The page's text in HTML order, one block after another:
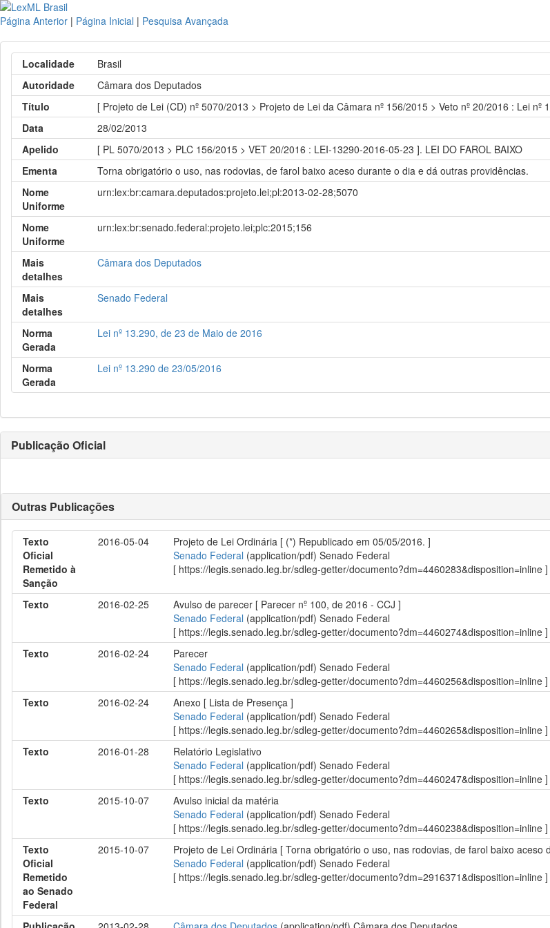
Página Anterior | Página Inicial | Pesquisa Avançada
Localidade
Brasil
Autoridade
Câmara dos Deputados
Título
[ Projeto de Lei (CD) nº 5070/2013 > Projeto de Lei da Câmara nº 156/2015 > Veto nº 20/2016 : Lei nº
Data
28/02/2013
Apelido
[ PL 5070/2013 > PLC 156/2015 > VET 20/2016 : LEI-13290-2016-05-23 ]. LEI DO FAROL BAIXO
Ementa
Torna obrigatório o uso, nas rodovias, de farol baixo aceso durante o dia e dá outras providências.
Nome
Uniforme
urn:lex:br:camara.deputados:projeto.lei;pl:2013-02-28;5070
Nome
Uniforme
urn:lex:br:senado.federal:projeto.lei;plc:2015;156
Mais
detalhes
Câmara dos Deputados
Mais
detalhes
Senado Federal
Norma
Gerada
Lei nº 13.290, de 23 de Maio de 2016
Norma
Gerada
Lei nº 13.290 de 23/05/2016
Publicação Oficial
Outras Publicações
Texto
Oficial
Remetido à
Sanção
2016-05-04
Projeto de Lei Ordinária [ (*) Republicado em 05/05/2016. ]
Senado Federal (application/pdf) Senado Federal
[ https://legis.senado.leg.br/sdleg-getter/documento?dm=4460283&disposition=inline ]
Texto 2016-02-25
Avulso de parecer [ Parecer nº 100, de 2016 - CCJ ]
Senado Federal (application/pdf) Senado Federal
[ https://legis.senado.leg.br/sdleg-getter/documento?dm=4460274&disposition=inline ]
Texto
2016-02-24
Parecer
Senado Federal (application/pdf) Senado Federal
[ https://legis.senado.leg.br/sdleg-getter/documento?dm=4460256&disposition=inline ]
Texto
2016-02-24
Anexo [ Lista de Presença ]
Senado Federal (application/pdf) Senado Federal
[ https://legis.senado.leg.br/sdleg-getter/documento?dm=4460265&disposition=inline ]
Texto
2016-01-28
Relatório Legislativo
Senado Federal (application/pdf) Senado Federal
[ https://legis.senado.leg.br/sdleg-getter/documento?dm=4460247&disposition=inline ]
Texto
2015-10-07
Avulso inicial da matéria
Senado Federal (application/pdf) Senado Federal
[ https://legis.senado.leg.br/sdleg-getter/documento?dm=4460238&disposition=inline ]
Texto
Oficial
Remetido
ao Senado
Federal
2015-10-07
Projeto de Lei Ordinária [ Torna obrigatório o uso, nas rodovias, de farol baixo aceso
Senado Federal (application/pdf) Senado Federal
[ https://legis.senado.leg.br/sdleg-getter/documento?dm=2916371&disposition=inline ]